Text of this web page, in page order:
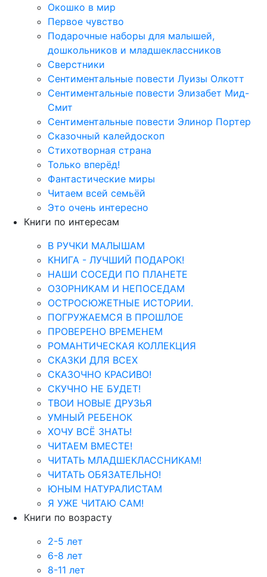
Окошко в мир
Первое чувство
Подарочные наборы для малышей,
дошкольников и младшеклассников
Сверстники
Сентиментальные повести Луизы Олкотт
Сентиментальные повести Элизабет Мид-
Смит
Сентиментальные повести Элинор Портер
Сказочный калейдоскоп
Стихотворная страна
Только вперёд!
Фантастические миры
Читаем всей семьёй
Это очень интересно
Книги по интересам
В РУЧКИ МАЛЫШАМ
КНИГА - ЛУЧШИЙ ПОДАРОК!
НАШИ СОСЕДИ ПО ПЛАНЕТЕ
ОЗОРНИКАМ И НЕПОСЕДАМ
ОСТРОСЮЖЕТНЫЕ ИСТОРИИ.
ПОГРУЖАЕМСЯ В ПРОШЛОЕ
ПРОВЕРЕНО ВРЕМЕНЕМ
РОМАНТИЧЕСКАЯ КОЛЛЕКЦИЯ
СКАЗКИ ДЛЯ ВСЕХ
СКАЗОЧНО КРАСИВО!
СКУЧНО НЕ БУДЕТ!
ТВОИ НОВЫЕ ДРУЗЬЯ
УМНЫЙ РЕБЕНОК
ХОЧУ ВСЁ ЗНАТЬ!
ЧИТАЕМ ВМЕСТЕ!
ЧИТАТЬ МЛАДШЕКЛАССНИКАМ!
ЧИТАТЬ ОБЯЗАТЕЛЬНО!
ЮНЫМ НАТУРАЛИСТАМ
Я УЖЕ ЧИТАЮ САМ!
Книги по возрасту
2-5 лет
6-8 лет
8-11 лет